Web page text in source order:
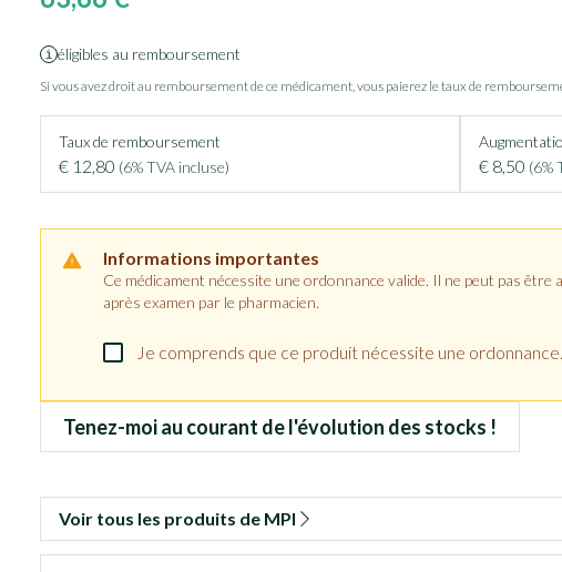
éligibles au remboursement
Si vous avez droit au remboursement de ce médicament, vous paierez le taux de
Taux de remboursement
€ 12,80 (6% TVA incluse) € 8,50 (6%
Informations importantes
Ce médicament nécessite une ordonnance valide. Il ne peut pas être
après examen par le pharmacien.
Je comprends que ce produit nécessite une ordonnance.
Tenez-moi au courant de l'évolution des stocks !
Voir tous les produits de MPI